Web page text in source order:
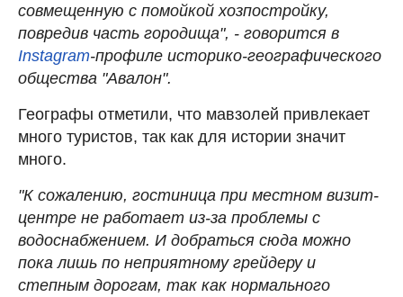
совмещенную с помойкой хозпостройку,
повредив часть городища", - говорится в
Instagram-профиле историко-географического
общества "Авалон".
Географы отметили, что мавзолей привлекает
много туристов, так как для истории значит
много.
"К сожалению, гостиница при местном визит-
центре не работает из-за проблемы с
водоснабжением. И добраться сюда можно
пока лишь по неприятному грейдеру и
степным дорогам, так как нормального